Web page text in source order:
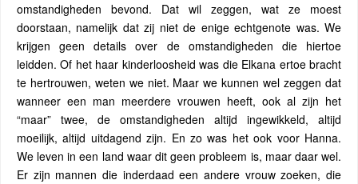
omstandigheden bevond. Dat wil zeggen, wat ze moest
doorstaan, namelijk dat zij niet de enige echtgenote was. We
krijgen geen details over de omstandigheden die hiertoe
leidden. Of het haar kinderloosheid was die Elkana ertoe bracht
te hertrouwen, weten we niet. Maar we kunnen wel zeggen dat
wanneer een man meerdere vrouwen heeft, ook al zijn het
“maar” twee, de omstandigheden altijd ingewikkeld, altijd
moeilijk, altijd uitdagend zijn. En zo was het ook voor Hanna.
We leven in een land waar dit geen probleem is, maar daar wel.
Er zijn mannen die inderdaad een andere vrouw zoeken, die